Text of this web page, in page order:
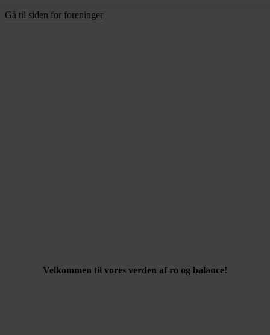
Gå til siden for foreninger
Velkommen til vores verden af ro og balance!